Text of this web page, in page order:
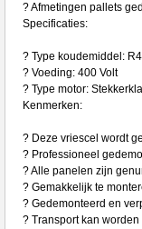
? Afmetingen pallets
Specificaties:
? Type koudemiddel:
? Voeding: 400 Volt
? Type motor:
Kenmerken:
? Deze vriescel wordt
? Professioneel
? Alle panelen zijn
? Gemakkelijk te
? Gedemonteerd en
? Transport kan